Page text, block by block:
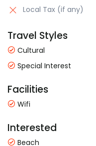
Local Tax (if any)
Travel Styles
Cultural
Special Interest
Facilities
Wifi
Interested
Beach